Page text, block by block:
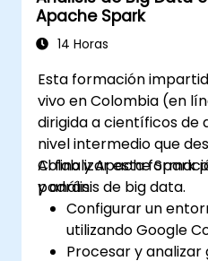
Optimizar flujos de
nube para el
Apache Spark
14 Horas
Esta formación
vivo en Colombia (en
dirigida a científicos de
nivel intermedio que
Colab y Apache Spark
y análisis de big data.
Al finalizar esta
podrán:
Configurar un
utilizando Google
Procesar y